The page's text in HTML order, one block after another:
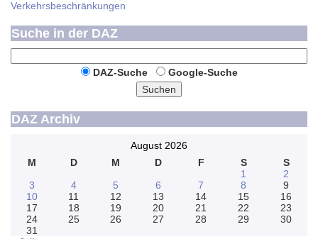
Verkehrsbeschränkungen
Suche in der DAZ
DAZ-Suche
Google-Suche
Suchen
DAZ Archiv
August 2026
M
D M D F S
S
1
2
3
4 5 6 7 8
9
10
11 12 13 14 15
16
17
18 19 20 21 22
23
24
25 26 27 28 29
30
31